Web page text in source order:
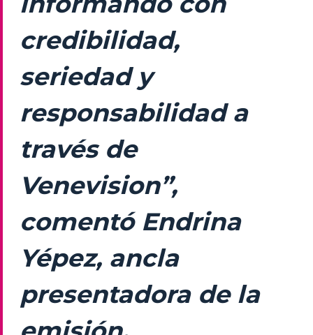
credibilidad,
seriedad y
responsabilidad a
través de
Venevision”,
comentó Endrina
Yépez, ancla
presentadora de la